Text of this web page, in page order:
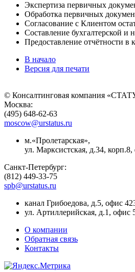
Экспертиза первичных
Обработка первичных
Согласование с Клиентом
Составление бухгалтерской и
Предоставление отчётности
В начало
Версия для печати
© Консалтинговая компания
Москва:
(495) 648-62-63
moscow@urstatus.ru
м.«Пролетарская»,
ул. Марксистская, д.34,
Санкт-Петербург:
(812) 449-33-75
spb@urstatus.ru
канал Грибоедова, д.5, офис
ул. Артиллерийская, д.1, офис
О компании
Обратная связь
Контакты